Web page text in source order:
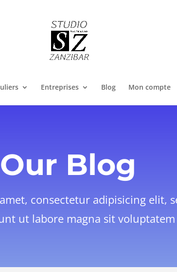
Entreprises Blog Mon compte
Our Blog
consectetur adipisicing elit,
ut labore magna sit